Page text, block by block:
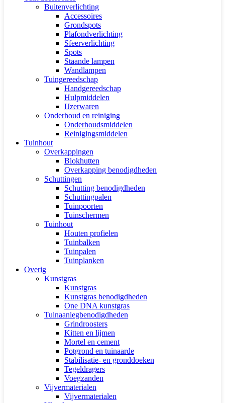
Buitenverlichting
Accessoires
Grondspots
Plafondverlichting
Sfeerverlichting
Spots
Staande lampen
Wandlampen
Tuingereedschap
Handgereedschap
Hulpmiddelen
IJzerwaren
Onderhoud en reiniging
Onderhoudsmiddelen
Reinigingsmiddelen
Tuinhout
Overkappingen
Blokhutten
Overkapping benodigdheden
Schuttingen
Schutting benodigdheden
Schuttingpalen
Tuinpoorten
Tuinschermen
Tuinhout
Houten profielen
Tuinbalken
Tuinpalen
Tuinplanken
Overig
Kunstgras
Kunstgras
Kunstgras benodigdheden
One DNA kunstgras
Tuinaanlegbenodigdheden
Grindroosters
Kitten en lijmen
Mortel en cement
Potgrond en tuinaarde
Stabilisatie- en gronddoeken
Tegeldragers
Voegzanden
Vijvermaterialen
Vijvermaterialen